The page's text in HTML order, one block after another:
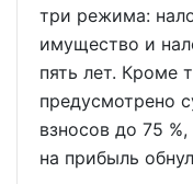
три режима:
имущество и
пять лет. Кроме
предусмотрено
взносов до 75
на прибыль